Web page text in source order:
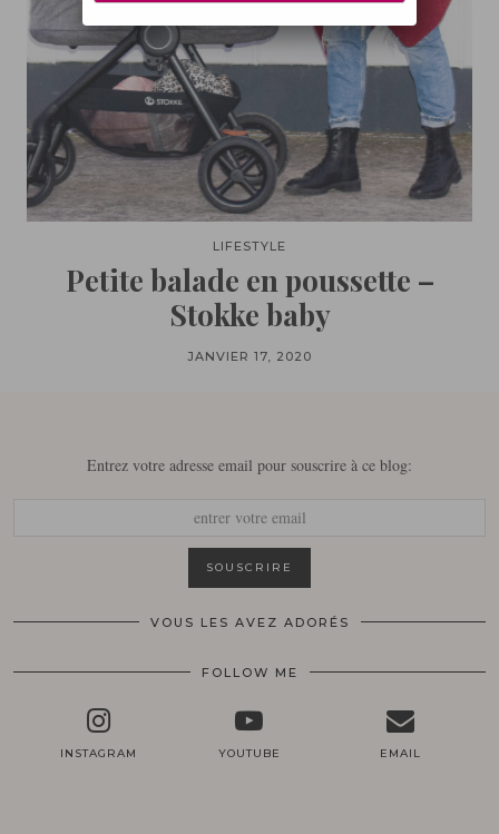
LIFESTYLE
Petite balade en poussette –
Stokke baby
JANVIER 17, 2020
Entrez votre adresse email pour souscrire à ce blog:
VOUS LES AVEZ ADORÉS
FOLLOW ME
INSTAGRAM YOUTUBE EMAIL